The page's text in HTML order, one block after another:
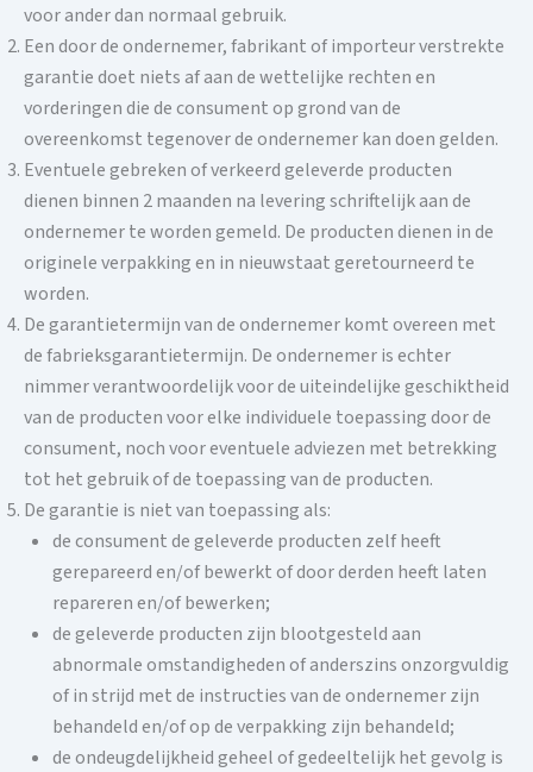
voor ander dan normaal gebruik.
Een door de ondernemer, fabrikant of importeur verstrekte
garantie doet niets af aan de wettelijke rechten en
vorderingen die de consument op grond van de
overeenkomst tegenover de ondernemer kan doen gelden.
Eventuele gebreken of verkeerd geleverde producten
dienen binnen 2 maanden na levering schriftelijk aan de
ondernemer te worden gemeld. De producten dienen in de
originele verpakking en in nieuwstaat geretourneerd te
worden.
De garantietermijn van de ondernemer komt overeen met
de fabrieksgarantietermijn. De ondernemer is echter
nimmer verantwoordelijk voor de uiteindelijke geschiktheid
van de producten voor elke individuele toepassing door de
consument, noch voor eventuele adviezen met betrekking
tot het gebruik of de toepassing van de producten.
De garantie is niet van toepassing als:
de consument de geleverde producten zelf heeft
gerepareerd en/of bewerkt of door derden heeft laten
repareren en/of bewerken;
de geleverde producten zijn blootgesteld aan
abnormale omstandigheden of anderszins onzorgvuldig
of in strijd met de instructies van de ondernemer zijn
behandeld en/of op de verpakking zijn behandeld;
de ondeugdelijkheid geheel of gedeeltelijk het gevolg is